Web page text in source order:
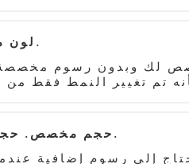
لون مخصص. تصميم مخصص.
لك وبدون رسوم مخصصة.
حجم مخصص. حجم زائد. انحراف الحجم.
إلى رسوم إضافية